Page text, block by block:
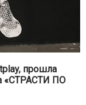
прошла
«СТРАСТИ ПО